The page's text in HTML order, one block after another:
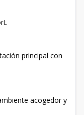
principal con
acogedor y